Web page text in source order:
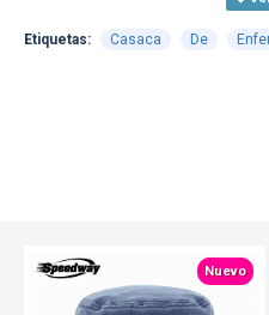
Etiquetas: Casaca De
Nuevo
TEXTTRANSPARENTE